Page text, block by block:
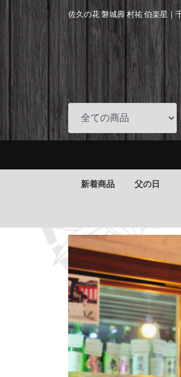
佐久の花 磐城壽 村祐 伯楽星｜
新着商品 父の日